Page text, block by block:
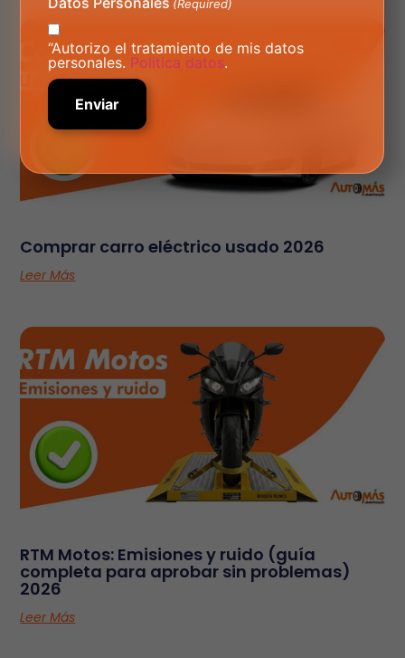
Comprar carro eléctrico usado 2026
Leer Más
RTM Motos: Emisiones y ruido (guía
completa para aprobar sin problemas)
2026
Leer Más
(Required)
“Autorizo el tratamiento de mis datos
personales. Politica datos.